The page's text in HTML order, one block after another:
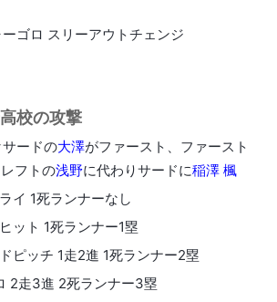
ゴロ スリーアウトチェンジ
校の攻撃
ードの大澤がファースト、ファースト
フトの浅野に代わりサードに稲澤 楓
イ 1死ランナーなし
ット 1死ランナー1塁
ピッチ 1走2進 1死ランナー2塁
2走3進 2死ランナー3塁